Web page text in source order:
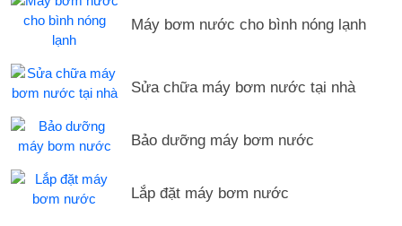
Máy bơm nước cho bình nóng lạnh
Sửa chữa máy bơm nước tại nhà
Bảo dưỡng máy bơm nước
Lắp đặt máy bơm nước